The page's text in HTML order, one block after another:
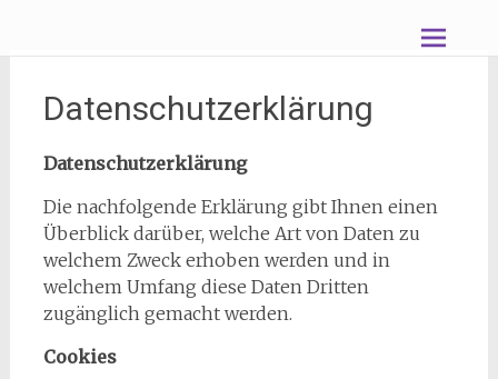
Datenschutzerklärung
Datenschutzerklärung
Die nachfolgende Erklärung gibt Ihnen einen
Überblick darüber, welche Art von Daten zu
welchem Zweck erhoben werden und in
welchem Umfang diese Daten Dritten
zugänglich gemacht werden.
Cookies